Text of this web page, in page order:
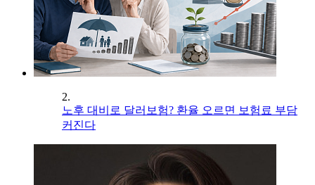
2.
노후 대비로 달러보험? 환율 오르면 보험료 부담
커진다